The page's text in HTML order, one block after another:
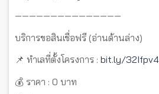
———————————————
บริการขอสินเชื่อฟรี (อ่านด้านล่าง)
📌 ทำเลที่ตั้งโครงการ : bit.ly/32Ifpv4
💰 ราคา : 0 บาท